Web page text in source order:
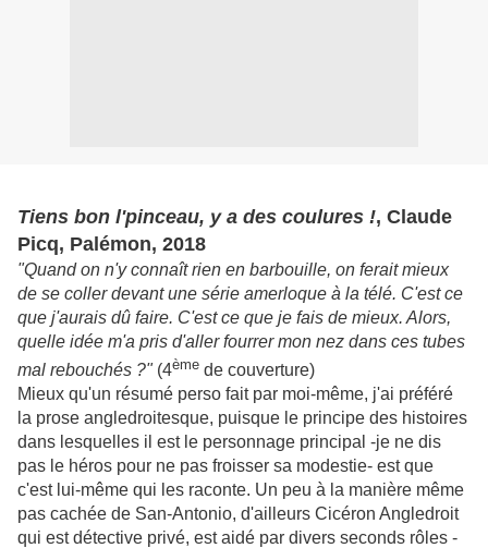
Tiens bon l'pinceau, y a des coulures !, Claude
Picq, Palémon, 2018
"Quand on n'y connaît rien en barbouille, on ferait mieux
de se coller devant une série amerloque à la télé. C'est ce
que j'aurais dû faire. C'est ce que je fais de mieux. Alors,
quelle idée m'a pris d'aller fourrer mon nez dans ces tubes
mal rebouchés ?" (4ème de couverture)
Mieux qu'un résumé perso fait par moi-même, j'ai préféré
la prose angledroitesque, puisque le principe des histoires
dans lesquelles il est le personnage principal -je ne dis
pas le héros pour ne pas froisser sa modestie- est que
c'est lui-même qui les raconte. Un peu à la manière même
pas cachée de San-Antonio, d'ailleurs Cicéron Angledroit
qui est détective privé, est aidé par divers seconds rôles -